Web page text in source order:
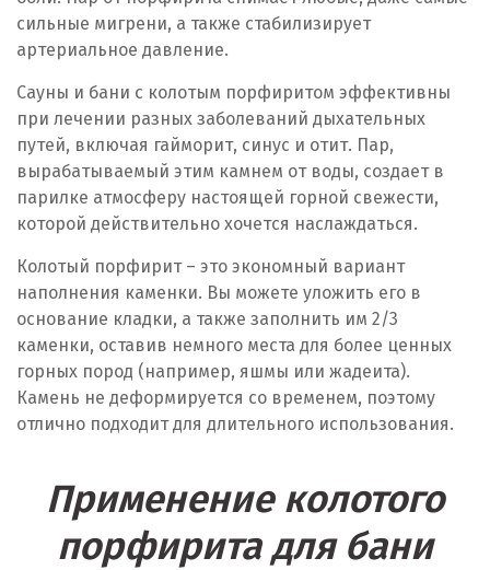
сильные мигрени, а также стабилизирует
артериальное давление.
Сауны и бани с колотым порфиритом эффективны
при лечении разных заболеваний дыхательных
путей, включая гайморит, синус и отит. Пар,
вырабатываемый этим камнем от воды, создает в
парилке атмосферу настоящей горной свежести,
которой действительно хочется наслаждаться.
Колотый порфирит – это экономный вариант
наполнения каменки. Вы можете уложить его в
основание кладки, а также заполнить им 2/3
каменки, оставив немного места для более ценных
горных пород (например, яшмы или жадеита).
Камень не деформируется со временем, поэтому
отлично подходит для длительного использования.
Применение колотого
порфирита для бани